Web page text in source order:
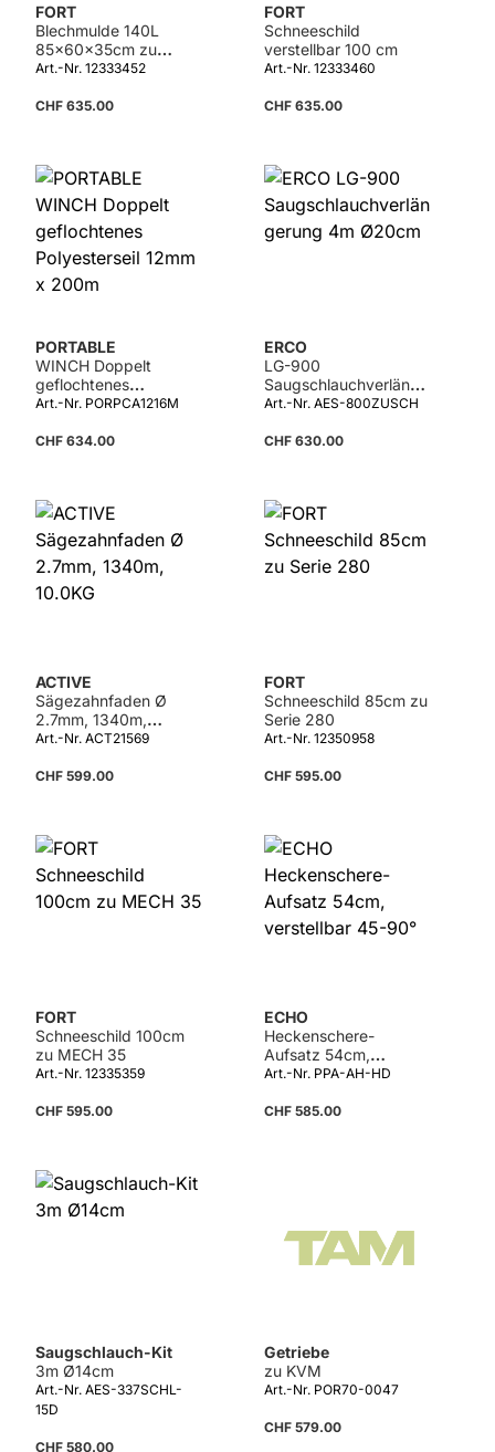
FORT
Blechmulde 140L
85x60x35cm zu
600W
Art.-Nr. 12333452
CHF 635.00
FORT
Schneeschild
verstellbar 100 cm
Art.-Nr. 12333460
CHF 635.00
PORTABLE
WINCH Doppelt
geflochtenes
Polyesterseil 12mm x
Art.-Nr. PORPCA1216M
CHF 634.00
ERCO
LG-900
Saugschlauchverlänge
rung 4m Ø20cm
Art.-Nr. AES-800ZUSCH
CHF 630.00
ACTIVE
Sägezahnfaden Ø
2.7mm, 1340m,
10.0KG
Art.-Nr. ACT21569
CHF 599.00
FORT
Schneeschild 85cm zu
Serie 280
Art.-Nr. 12350958
CHF 595.00
FORT
Schneeschild 100cm
zu MECH 35
Art.-Nr. 12335359
CHF 595.00
ECHO
Heckenschere-
Aufsatz 54cm,
verstellbar 45-90°
Art.-Nr. PPA-AH-HD
CHF 585.00
Saugschlauch-Kit
3m Ø14cm
Art.-Nr. AES-337SCHL-
15D
CHF 580.00
Getriebe
zu KVM
Art.-Nr. POR70-0047
CHF 579.00